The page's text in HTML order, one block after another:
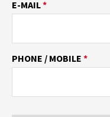
E-MAIL*
PHONE / MOBILE *